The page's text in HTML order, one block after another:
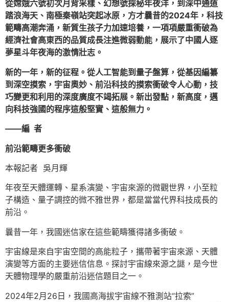
從嫦娥六號初次月背采樣、幻想號探秘年夜洋，到深中通道
踏浪海天、南極秦嶺站突起冰原，方才曩昔的2024年，科技
範疇高潮奔涌，新質生孩子力加速培養，一項項嚴重衝破為
經濟社會高東西的品質成長注進微弱動能，展示了中國人逐
夢星斗年夜海的激情壯志。
新的一年，新的征程。從人工智能到量子盤算，從基因編纂
到深空摸索，宇宙奧妙、前沿科技的摸索衝破令人心動，技
巧變更和利用的深度廣度不竭拓展。新出發點，新高度，邁
向科技強國的程序這般堅實、這般無力。
——編 者
前沿範疇更多衝破
本報記者 吳月輝
年夜至天體運轉、星系演變、宇宙來源的微觀世界，小至粒
子構造、量子調控的微不雅世界，都是當當代界科技成長的
前沿。
曩昔一年，我國迷信家在這些範疇獲得諸多衝破。
宇宙線是來自宇宙空間的高能粒子，攜帶著宇宙來源、天體
演變等方面的主要迷信信息。探討宇宙線來源之謎，是今世
天體物理學的嚴重前沿迷信題目之一。
2024年2月26日，我國高海拔宇宙線不雅測站“拉索”